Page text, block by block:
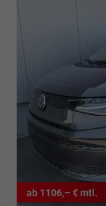
ab 1106,– € mtl.